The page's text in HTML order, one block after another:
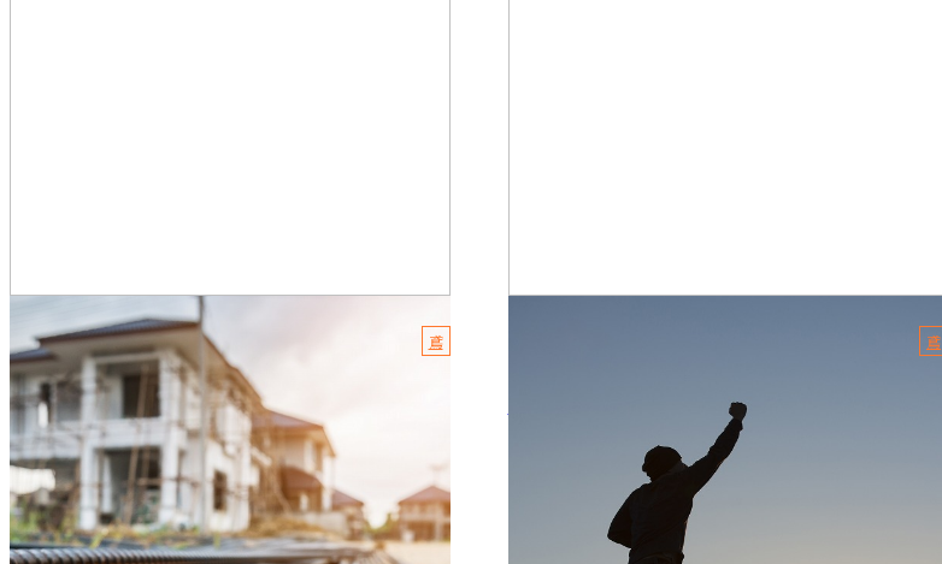
2022.02.13 鳶
鳶職はゼロから始めてもついていけるの？
こんにちは。有限会社HiDeKです。 弊社は、東京都足立区
に拠点を構え鉄骨工事、鍛治工事一式を手掛けている会社
です。 「鳶職ってゼ...
鳶
鳶職人を目指すための順序をご紹介
こんにちは。有限会社HiDeKです。 弊社は、東京都足立区
に拠点を構えて鉄骨工事、鍛治工事を手掛けている会社で
す。 「どういう順序...